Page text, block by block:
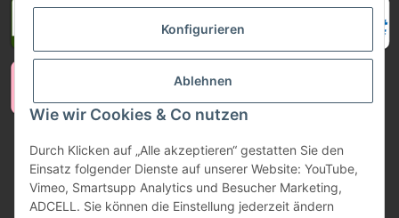
Konfigurieren
Ablehnen
Wie wir Cookies & Co nutzen
Durch Klicken auf „Alle akzeptieren“ gestatten Sie den
Einsatz folgender Dienste auf unserer Website: YouTube,
Vimeo, Smartsupp Analytics und Besucher Marketing,
ADCELL. Sie können die Einstellung jederzeit ändern
Vertrag widerrufen